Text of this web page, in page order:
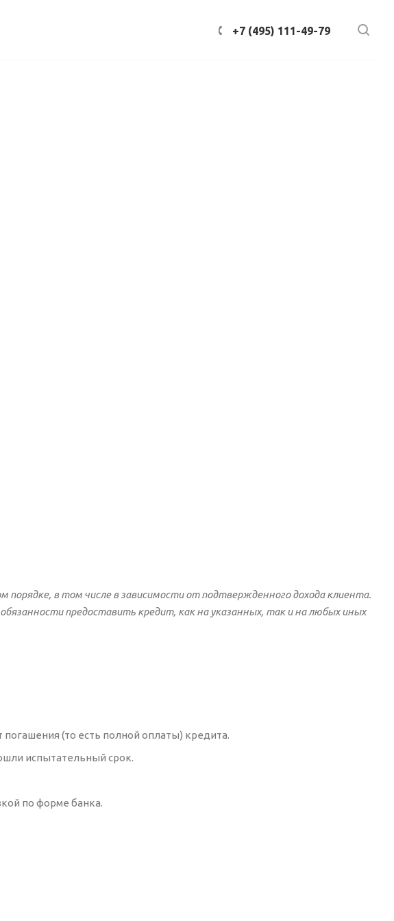
+7 (495) 111-49-79
в том числе в зависимости от подтвержденного дохода клиента.
предоставить кредит, как на указанных, так и на любых иных
(то есть полной оплаты) кредита.
испытательный срок.
по форме банка.